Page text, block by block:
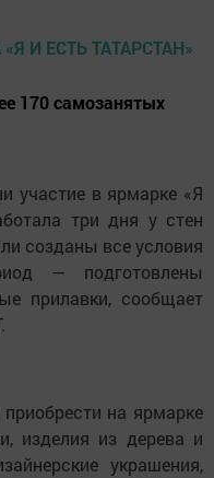
170 самозанятых
участие в ярмарке «Я
три дня у стен
созданы все условия
— подготовлены
прилавки, сообщает
на ярмарке
изделия из дерева и
украшения,